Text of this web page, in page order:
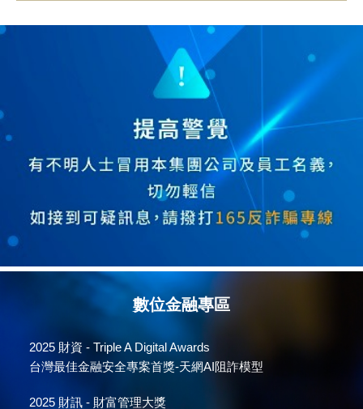
數位金融專區
2025 財資 - Triple A Digital Awards
台灣最佳金融安全專案首獎-天網AI阻詐模型
2025 財訊 - 財富管理大獎